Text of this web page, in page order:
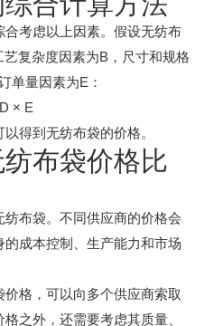
考虑以上因素。假设无纺布
复杂度因素为B，尺寸和规格
单量因素为E：
× E
得到无纺布袋的价格。
布袋价格比
布袋。不同供应商的价格会
成本控制、生产能力和市场
格，可以向多个供应商索取
之外，还需要考虑其质量、